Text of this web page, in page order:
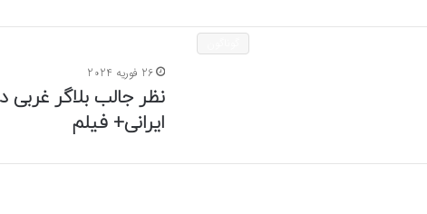
26 فوریه 2024
نظر جالب بلاگر غربی
ایرانی+ فیلم